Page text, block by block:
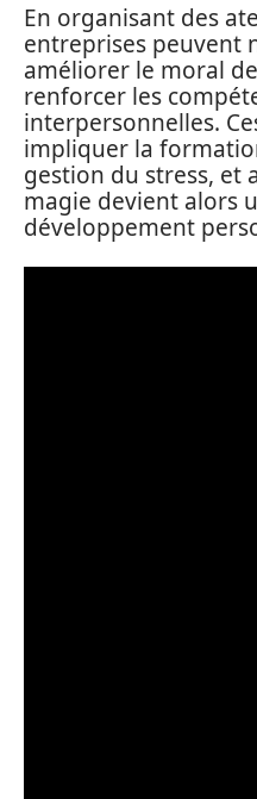
En organisant des
entreprises peuvent
améliorer le moral
renforcer les
interpersonnelles.
impliquer la
gestion du stress, et
magie devient alors
développement